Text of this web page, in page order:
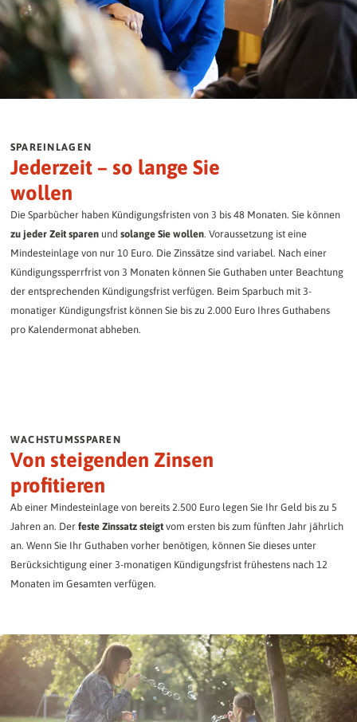
SPAREINLAGEN
Jederzeit – so lange Sie
wollen
Die Sparbücher haben Kündigungsfristen von 3 bis 48 Monaten. Sie können
zu jeder Zeit sparenund solange Sie wollen. Voraussetzung ist eine
Mindesteinlage von nur 10 Euro. Die Zinssätze sind variabel. Nach einer
Kündigungssperrfrist von 3 Monaten können Sie Guthaben unter Beachtung
der entsprechenden Kündigungsfrist verfügen. Beim Sparbuch mit 3-
monatiger Kündigungsfrist können Sie bis zu 2.000 Euro Ihres Guthabens
pro Kalendermonat abheben.
WACHSTUMSSPAREN
Von steigenden Zinsen
profitieren
Ab einer Mindesteinlage von bereits 2.500 Euro legen Sie Ihr Geld bis zu 5
Jahren an. Der feste Zinssatz steigtvom ersten bis zum fünften Jahr jährlich
an. Wenn Sie Ihr Guthaben vorher benötigen, können Sie dieses unter
Berücksichtigung einer 3-monatigen Kündigungsfrist frühestens nach 12
Monaten im Gesamten verfügen.